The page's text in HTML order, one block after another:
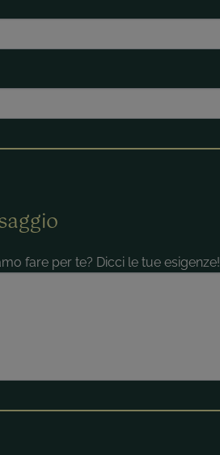
fare per te? Dicci le tue esigenze!